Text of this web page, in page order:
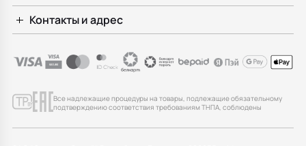
Контакты и адрес
Все надлежащие процедуры на товары, подлежащие обязательному
подтверждению соответствия требованиям ТНПА, соблюдены